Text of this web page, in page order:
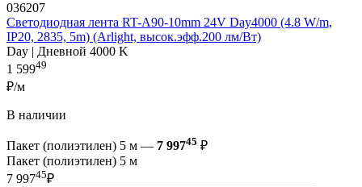
036207
Светодиодная лента RT-A90-10mm 24V Day4000 (4.8 W/m,
IP20, 2835, 5m) (Arlight, высок.эфф.200 лм/Вт)
Day | Дневной 4000 K
1 59949
₽/м
В наличии
Пакет (полиэтилен) 5 м — 7 99745 ₽
Пакет (полиэтилен) 5 м
7 99745₽